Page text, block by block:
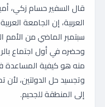
قال السفير حسام زكي،
العربية، إن الجامعة
سبتمبر الماضي من الأمم
منه هو كيفية المساعدة
وتجسيد حل الدولتين، لأن
إلى المنطقة للجحيم.